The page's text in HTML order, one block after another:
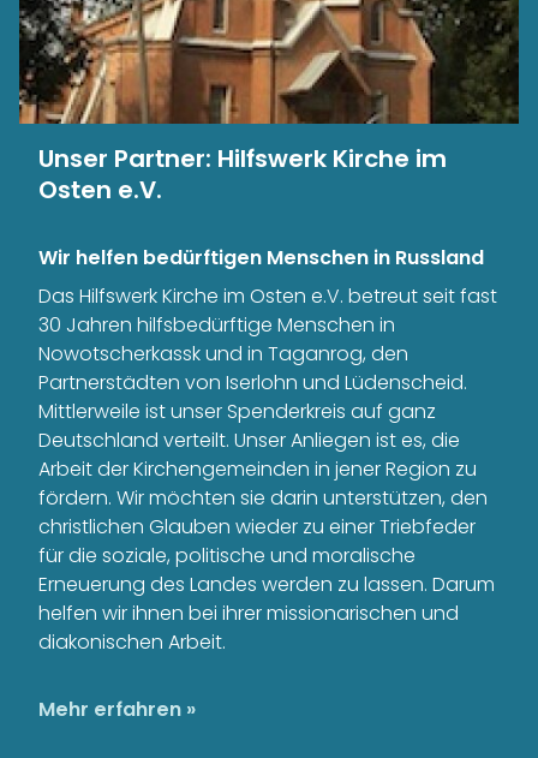
Unser Partner: Hilfswerk Kirche im
Osten e.V.
Wir helfen bedürftigen Menschen in Russland
Das Hilfswerk Kirche im Osten e.V. betreut seit fast
30 Jahren hilfsbedürftige Menschen in
Nowotscherkassk und in Taganrog, den
Partnerstädten von Iserlohn und Lüdenscheid.
Mittlerweile ist unser Spenderkreis auf ganz
Deutschland verteilt. Unser Anliegen ist es, die
Arbeit der Kirchengemeinden in jener Region zu
fördern. Wir möchten sie darin unterstützen, den
christlichen Glauben wieder zu einer Triebfeder
für die soziale, politische und moralische
Erneuerung des Landes werden zu lassen. Darum
helfen wir ihnen bei ihrer missionarischen und
diakonischen Arbeit.
Mehr erfahren